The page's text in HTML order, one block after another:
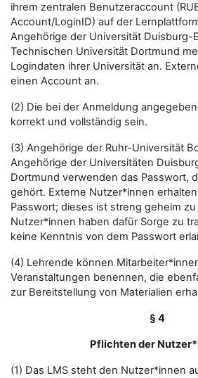
ihrem zentralen Benutzeraccount
Account/LoginID) auf der
Angehörige der Universität Duisburg-
Technischen Universität Dortmund
Logindaten ihrer Universität an.
einen Account an.
(2) Die bei der Anmeldung
korrekt und vollständig sein.
(3) Angehörige der Ruhr-Universität
Angehörige der Universitäten
Dortmund verwenden das Passwort,
gehört. Externe Nutzer*innen
Passwort; dieses ist streng geheim zu
Nutzer*innen haben dafür Sorge zu
keine Kenntnis von dem Passwort
(4) Lehrende können
Veranstaltungen benennen, die
zur Bereitstellung von Materialien
§ 4
Pflichten der
(1) Das LMS steht den Nutzer*innen